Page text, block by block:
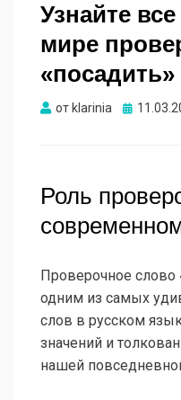
Узнайте
мире
«посадить»
от klarinia
Роль
Проверочное слово
одним из самых
слов в русском
значений и
нашей